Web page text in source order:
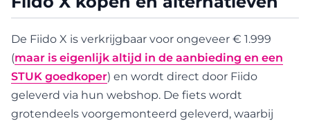
De Fiido X is verkrijgbaar voor ongeveer € 1.999
(maar is eigenlijk altijd in de aanbieding en een
STUK goedkoper) en wordt direct door Fiido
geleverd via hun webshop. De fiets wordt
grotendeels voorgemonteerd geleverd, waarbij